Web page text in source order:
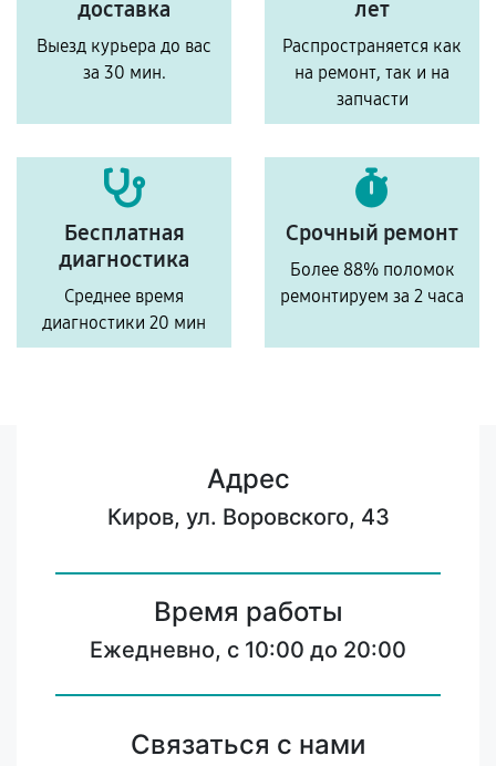
доставка
Выезд курьера до вас
за 30 мин.
лет
Распространяется как
на ремонт, так и на
запчасти
Бесплатная
диагностика
Среднее время
диагностики 20 мин
Срочный ремонт
Более 88% поломок
ремонтируем за 2 часа
Адрес
Киров, ул. Воровского, 43
Время работы
Ежедневно, с 10:00 до 20:00
Связаться с нами